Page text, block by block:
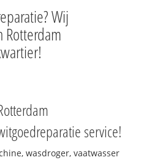
Wij
Rotterdam
service!
wasdroger, vaatwasser